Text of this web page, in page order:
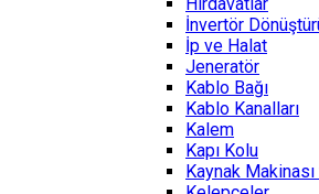
İnvertör
İp ve Halat
Jeneratör
Kablo Bağı
Kablo Kanalları
Kalem
Kapı Kolu
Kaynak